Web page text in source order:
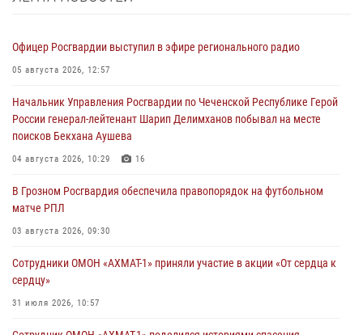
Офицер Росгвардии выступил в эфире регионального радио
05 августа 2026, 12:57
Начальник Управления Росгвардии по Чеченской Республике Герой
России генерал-лейтенант Шарип Делимханов побывал на месте
поисков Бекхана Аушева
04 августа 2026, 10:29 16
В Грозном Росгвардия обеспечила правопорядок на футбольном
матче РПЛ
03 августа 2026, 09:30
Сотрудники ОМОН «АХМАТ-1» приняли участие в акции «От сердца к
сердцу»
31 июля 2026, 10:57